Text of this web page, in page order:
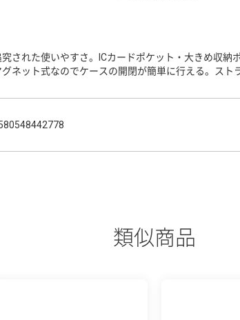
究された使いやすさ。ICカードポケット・大きめ収納
グネット式なのでケースの開閉が簡単に行える。スト
類似商品